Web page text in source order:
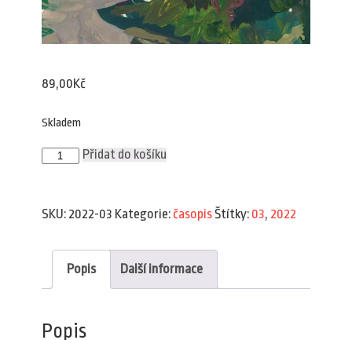
89,00Kč
Skladem
Plav
3/2022
Přidat do košíku
SKU: 2022-03 Kategorie: časopisŠtítky: 03, 2022
Popis Další informace
Popis